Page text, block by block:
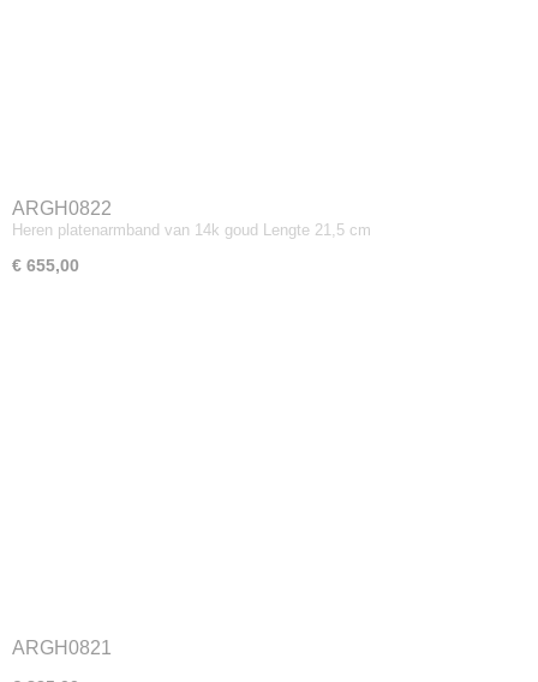
ARGH0822
Heren platenarmband van 14k goud Lengte 21,5 cm
€ 655,00
ARGH0821